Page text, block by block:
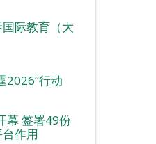
际教育（大
2026”行动
幕 签署49份
作用